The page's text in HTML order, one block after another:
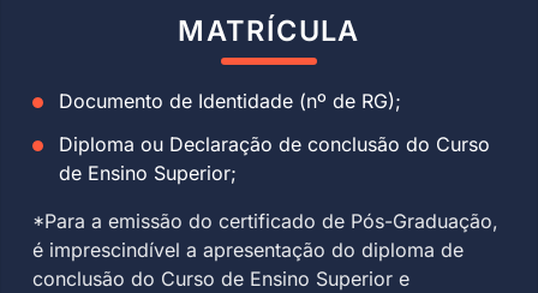
MATRÍCULA
Documento de Identidade (nº de RG);
Diploma ou Declaração de conclusão do Curso
de Ensino Superior;
*Para a emissão do certificado de Pós-Graduação,
é imprescindível a apresentação do diploma de
conclusão do Curso de Ensino Superior e